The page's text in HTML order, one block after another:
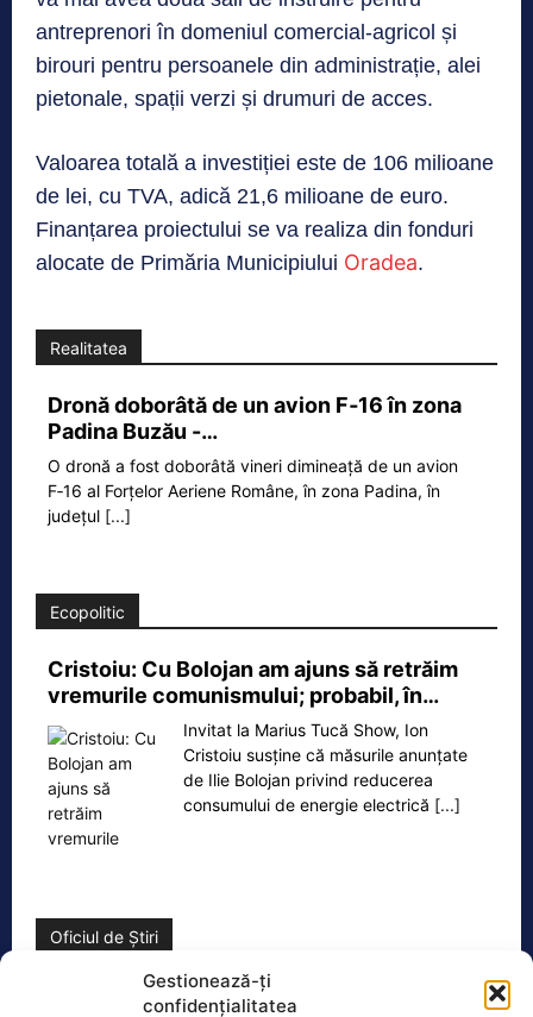
Gestionează-ți
confidențialitatea
antreprenori în domeniul comercial-agricol și
birouri pentru persoanele din administrație, alei
pietonale, spații verzi și drumuri de acces.
Valoarea totală a investiției este de 106 milioane
de lei, cu TVA, adică 21,6 milioane de euro.
Finanțarea proiectului se va realiza din fonduri
alocate de Primăria Municipiului Oradea.
Realitatea
Dronă doborâtă de un avion F‑16 în zona
Padina Buzău -…
O dronă a fost doborâtă vineri dimineață de un avion
F‑16 al Forțelor Aeriene Române, în zona Padina, în
județul [...]
Ecopolitic
Cristoiu: Cu Bolojan am ajuns să retrăim
vremurile comunismului; probabil, în…
Invitat la Marius Tucă Show, Ion
Cristoiu susține că măsurile anunțate
de Ilie Bolojan privind reducerea
consumului de energie electrică [...]
Oficiul de Știri
Copil din Reghin, salvat după ce și-a prins mâna în